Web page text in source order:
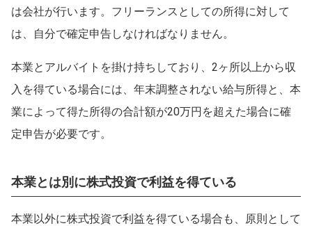
は会社が行います。フリーランスとしての所得に対して
は、自分で確定申告しなければなりません。
本業とアルバイトを掛け持ちしており、2ヶ所以上から収
入を得ている場合には、年末調整されない給与所得と、本
業によって得た所得の合計額が20万円を超えた場合に確
定申告が必要です。
本業とは別に株式投資で利益を得ている
本業以外に株式投資で利益を得ている場合も、原則として